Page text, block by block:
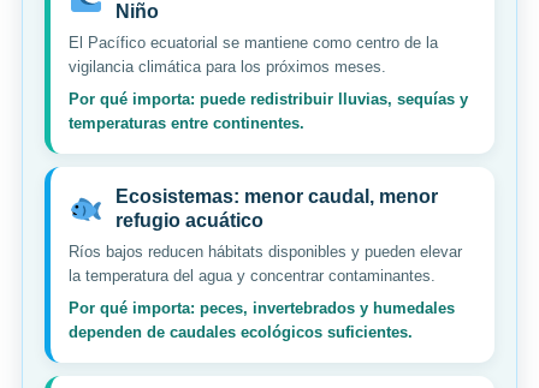
Niño
El Pacífico ecuatorial se mantiene como centro de la
vigilancia climática para los próximos meses.
Por qué importa: puede redistribuir lluvias, sequías y
temperaturas entre continentes.
Ecosistemas: menor caudal, menor
refugio acuático
Ríos bajos reducen hábitats disponibles y pueden elevar
la temperatura del agua y concentrar contaminantes.
Por qué importa: peces, invertebrados y humedales
dependen de caudales ecológicos suficientes.